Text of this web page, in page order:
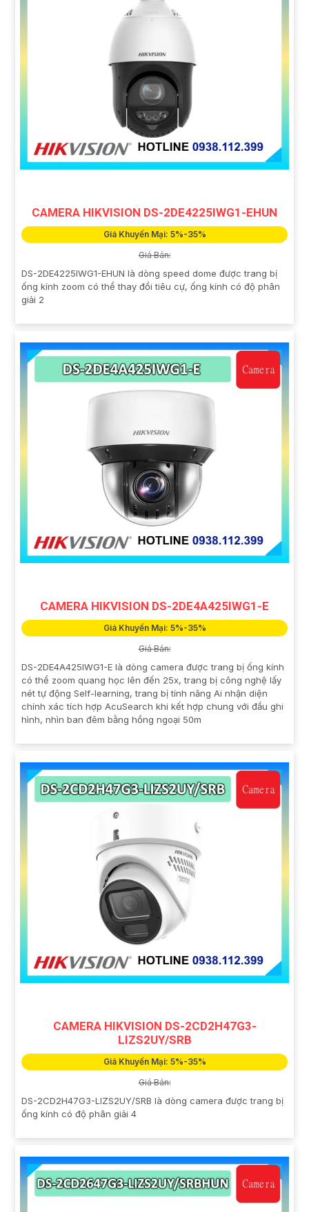
CAMERA HIKVISION DS-2DE4225IWG1-EHUN
Giá Khuyến Mại: 5%-35%
Giá Bán:
DS-2DE4225IWG1-EHUN là dòng speed dome được trang bị
ống kính zoom có thể thay đổi tiêu cự, ống kính có độ phân
giải 2
CAMERA HIKVISION DS-2DE4A425IWG1-E
Giá Khuyến Mại: 5%-35%
Giá Bán:
DS-2DE4A425IWG1-E là dòng camera được trang bị ống kính
có thể zoom quang học lên đến 25x, trang bị công nghệ lấy
nét tự động Self-learning, trang bị tính năng Ai nhận diện
chính xác tích hợp AcuSearch khi kết hợp chung với đầu ghi
hình, nhìn ban đêm bằng hồng ngoại 50m
CAMERA HIKVISION DS-2CD2H47G3-
LIZS2UY/SRB
Giá Khuyến Mại: 5%-35%
Giá Bán:
DS-2CD2H47G3-LIZS2UY/SRB là dòng camera được trang bị
ống kính có độ phân giải 4